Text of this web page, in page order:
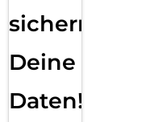
sichern
Deine
Daten!